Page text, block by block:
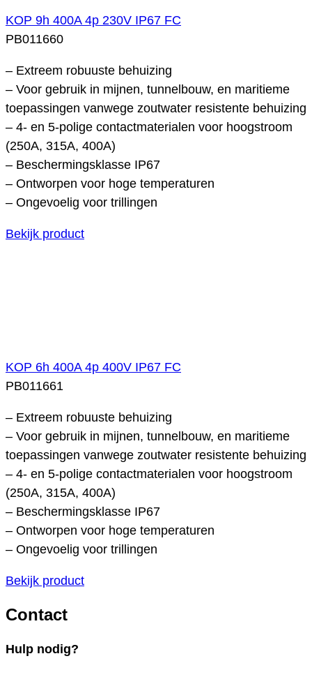
KOP 9h 400A 4p 230V IP67 FC
PB011660
– Extreem robuuste behuizing
– Voor gebruik in mijnen, tunnelbouw, en maritieme
toepassingen vanwege zoutwater resistente behuizing
– 4- en 5-polige contactmaterialen voor hoogstroom
(250A, 315A, 400A)
– Beschermingsklasse IP67
– Ontworpen voor hoge temperaturen
– Ongevoelig voor trillingen
Bekijk product
KOP 6h 400A 4p 400V IP67 FC
PB011661
– Extreem robuuste behuizing
– Voor gebruik in mijnen, tunnelbouw, en maritieme
toepassingen vanwege zoutwater resistente behuizing
– 4- en 5-polige contactmaterialen voor hoogstroom
(250A, 315A, 400A)
– Beschermingsklasse IP67
– Ontworpen voor hoge temperaturen
– Ongevoelig voor trillingen
Bekijk product
Contact
Hulp nodig?